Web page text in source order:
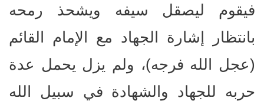
فيقوم ليصقل سيفه ويشحذ رمحه
بانتظار إشارة الجهاد مع الإمام القائم
(عجل الله فرجه)، ولم يزل يحمل عدة
حربه للجهاد والشهادة في سبيل الله